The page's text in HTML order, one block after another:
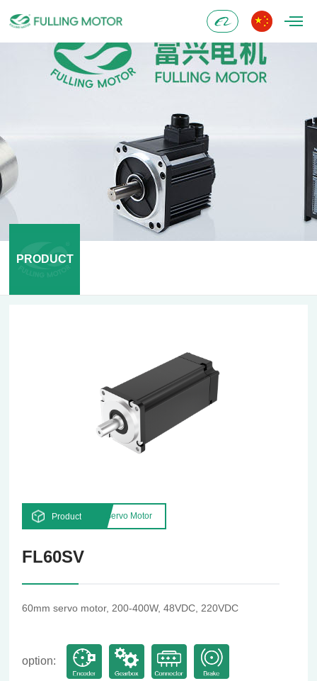
Alibaba
PRODUCT
Product Servo Motor
FL60SV
60mm servo motor, 200-400W, 48VDC, 220VDC
option: